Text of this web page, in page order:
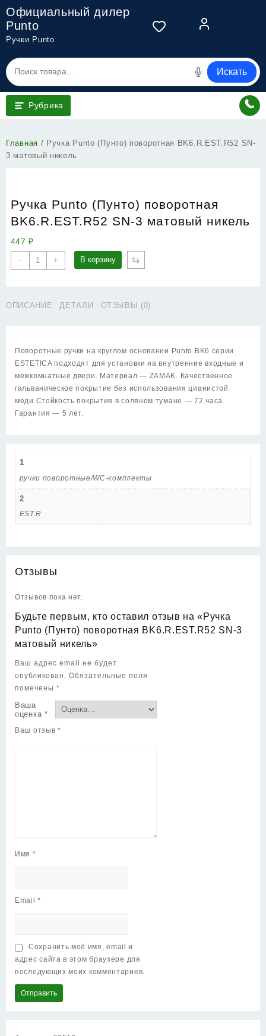
Перейти
содержимому
Официальный дилер
Punto
Ручки Punto
Искать
Рубрика
Главная / Ручка Punto (Пунто) поворотная BK6.R.EST.R52 SN-
3 матовый никель
Ручка Punto (Пунто) поворотная
BK6.R.EST.R52 SN-3 матовый никель
447₽
-
Количество
товара
(Пунто)
+ В корзину ⇆
ОПИСАНИЕ ДЕТАЛИ ОТЗЫВЫ (0)
Поворотные ручки на круглом основании Punto BK6 серии
ESTETICA подходят для установки на внутренние входные и
межкомнатные двери. Материал — ZAMAK. Качественное
гальваническое покрытие без использования цианистой
меди.Стойкость покрытия в соляном тумане — 72 часа.
Гарантия — 5 лет.
1
ручки поворотные/WC-комплекты
2
EST.R
Отзывы
Отзывов пока нет.
Будьте первым, кто оставил отзыв на «Ручка
Punto (Пунто) поворотная BK6.R.EST.R52 SN-3
матовый никель»
Ваш адрес email не будет
опубликован.
Обязательные поля
помечены *
Ваша
оценка *
Ваш отзыв *
Имя *
Email*
Сохранить моё имя, email и
адрес сайта в этом браузере для
последующих моих комментариев.